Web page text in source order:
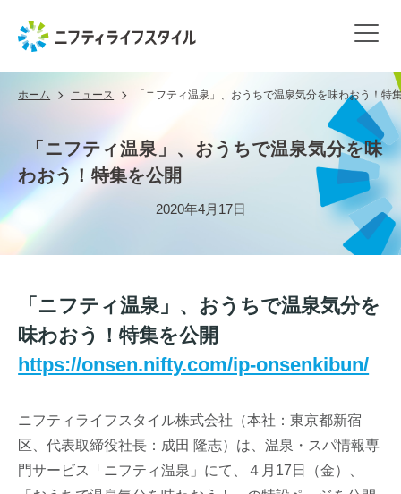
ホーム ニュース 「ニフティ温泉」、おうちで温泉気分を味わおう！特
「ニフティ温泉」、おうちで温泉気分を味
わおう！特集を公開
2020年4月17日
「ニフティ温泉」、おうちで温泉気分を
味わおう！特集を公開
https://onsen.nifty.com/ip-onsenkibun/
ニフティライフスタイル株式会社（本社：東京都新宿
区、代表取締役社長：成田 隆志）は、温泉・スパ情報専
門サービス「ニフティ温泉」にて、４月17日（金）、